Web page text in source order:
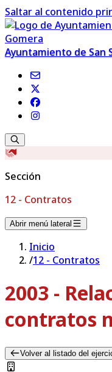
Saltar al contenido
Ayuntamiento de San
Sección
12 - Contratos
Abrir menú lateral
Inicio
/12 - Contratos
2003 -
contratos
Volver al listado del